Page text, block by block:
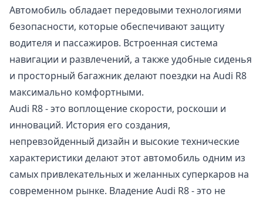
Автомобиль обладает передовыми технологиями
безопасности, которые обеспечивают защиту
водителя и пассажиров. Встроенная система
навигации и развлечений, а также удобные сиденья
и просторный багажник делают поездки на Audi R8
максимально комфортными.
Audi R8 - это воплощение скорости, роскоши и
инноваций. История его создания,
непревзойденный дизайн и высокие технические
характеристики делают этот автомобиль одним из
самых привлекательных и желанных суперкаров на
современном рынке. Владение Audi R8 - это не